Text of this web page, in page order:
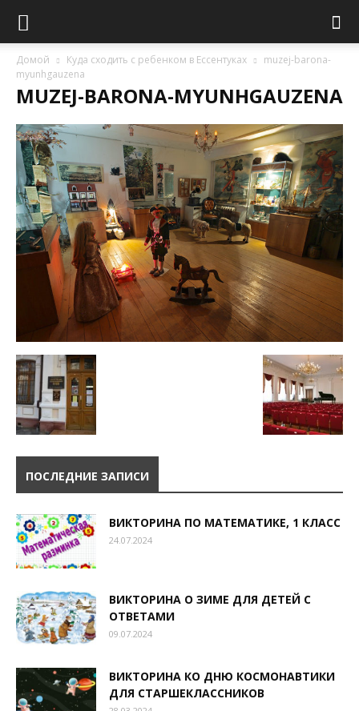
Домой Куда сходить с ребенком в Ессентуках
muzej-barona-
myunhgauzena
MUZEJ-BARONA-MYUNHGAUZENA
ПОСЛЕДНИЕ ЗАПИСИ
ВИКТОРИНА ПО МАТЕМАТИКЕ, 1 КЛАСС
24.07.2024
ВИКТОРИНА О ЗИМЕ ДЛЯ ДЕТЕЙ С
ОТВЕТАМИ
09.07.2024
ВИКТОРИНА КО ДНЮ КОСМОНАВТИКИ
ДЛЯ СТАРШЕКЛАССНИКОВ